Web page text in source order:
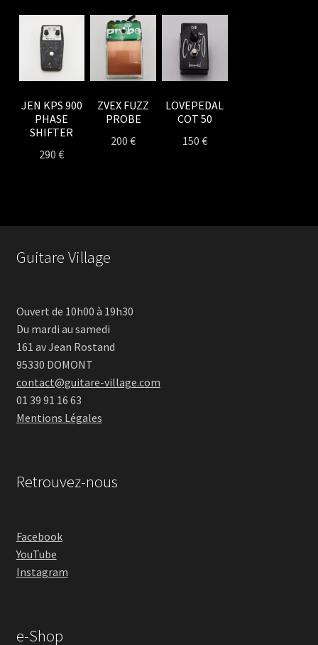
JEN KPS 900
PHASE
SHIFTER
290€
ZVEX FUZZ
PROBE
200€
LOVEPEDAL
COT 50
150 €
Guitare Village
Ouvert de 10h00 à 19h30
Du mardi au samedi
161 av Jean Rostand
95330 DOMONT
contact@guitare-village.com
01 39 91 16 63
Mentions Légales
Retrouvez-nous
Facebook
YouTube
Instagram
e-Shop